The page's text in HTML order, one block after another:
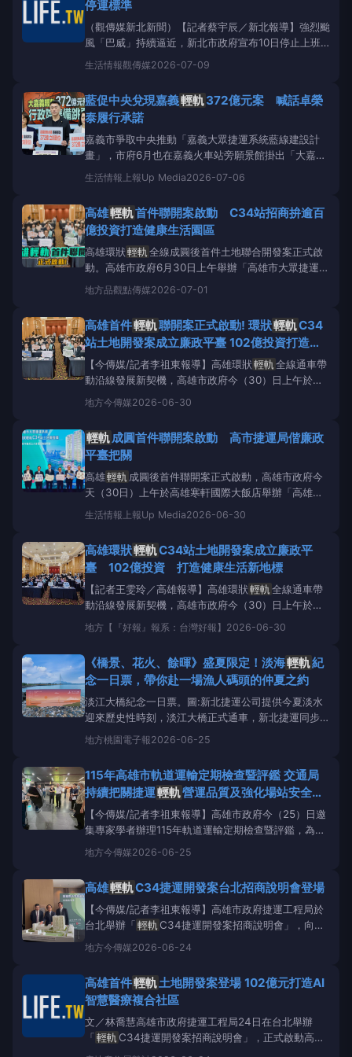
軌正常運行，依
停運標準
（觀傳媒新北新聞）【記者蔡宇辰／新北報導】強烈颱
風「巴威」持續逼近，新北市政府宣布10日停止上班
上課。為因應颱風帶來之強風豪雨威脅並配合市府防災
機制，新北捷運公司表示，針對轄下營運中之淡海
變準備，包括各車站、機房及機廠等設施之抽水機、發
生活情報觀傳媒2026-07-09
藍促中央兌現嘉義輕軌372億元案 喊話卓榮
泰履行承諾
嘉義市爭取中央推動「嘉義大眾捷運系統藍線建設計
畫」，市府6月也在嘉義火車站旁願景館掛出「大嘉義
起來搞軌」看板，呼籲中央正視大嘉義地區的交通需
求。立法院國民黨團今（6日）召開記者會，要求行政
元輕軌建設經費，並批評卓榮泰不能只在台上喊口
號、做出承諾，到了台
生活情報 上報Up Media2026-07-06
高雄輕軌首件聯開案啟動 C34站招商拚逾百
億投資打造健康生活園區
高雄環狀輕軌 全線成圓後首件土地聯合開發案正式啟
動。高雄市政府6月30日上午舉辦「高雄市大眾捷運系
統環狀
輕軌
C34站土地開發案」廉政平臺成立大會暨
招商說明會，由副市長林欽榮代表市府，偕同法務部廉
織協會共同宣示成立廉政平臺，象徵高雄輕軌首宗聯
開案正式
地方品觀點傳媒2026-07-01
高雄首件輕軌聯開案正式啟動! 環狀輕軌C34
站土地開發案成立廉政平臺 102億投資打造健
康生活新地標
【今傳媒/記者李祖東報導】高雄環狀輕軌 全線通車帶
動沿線發展新契機，高雄市政府今（30）日上午於高
雄寒軒國際大飯店舉辦「高雄市大眾捷運系統環狀
軌
C34站土地開發案」廉政平臺成立大會暨招商說明
雄地方檢察署、橋頭地方檢察署及台灣透明組織協會共
同宣誓成立
地方今傳媒2026-06-30
輕軌成圓首件聯開案啟動 高市捷運局偕廉政
平臺把關
高雄輕軌 成圓後首件聯開案正式啟動，高雄市政府今
天（30日）上午於高雄寒軒國際大飯店舉辦「高雄環
狀
輕軌
C34五權國小站土地開發案」廉政平臺成立大
會暨招商說明會，由副市長林欽榮與法務部廉政署、高
立廉政平臺，宣告全台首條環狀輕軌系統正式邁入軌
道經濟開發新階段
生活情報 上報Up Media2026-06-30
高雄環狀輕軌C34站土地開發案成立廉政平
臺 102億投資 打造健康生活新地標
【記者王雯玲／高雄報導】高雄環狀輕軌 全線通車帶
動沿線發展新契機，高雄市政府今（30）日上午於高
雄寒軒國際大飯店舉辦「高雄市大眾捷運系統環狀
軌
C34站土地開發案」廉政平臺成立大會暨招商說明
雄地方檢察署、橋頭地方檢察署及台灣透明組織協會共
地方 【『好報』報系：台灣好報】 2026-06-30
《橋景、花火、餘暉》盛夏限定！淡海輕軌紀
念一日票，帶你赴一場漁人碼頭的仲夏之約
淡江大橋紀念一日票。圖:新北捷運公司提供今夏淡水
迎來歷史性時刻，淡江大橋正式通車，新北捷運同步推
出「淡江大橋通車紀念款
乘淡海
輕軌
走訪淡水，近距離欣賞全台最新跨海地
一張一日票即可串
地方桃園電子報2026-06-25
115年高雄市軌道運輸定期檢查暨評鑑 交通局
持續把關捷運輕軌營運品質及強化場站安全韌
性【今傳媒/記者李祖東報導】高雄市政府今（25）日邀
集專家學者辦理115年軌道運輸定期檢查暨評鑑，為高
雄捷運與
局副局長劉建邦表示，隨著環狀
常生活需求，市府將持續強化場站安全韌性及緊急應變
能力，使軌
地方今傳媒2026-06-25
高雄輕軌C34捷運開發案台北招商說明會登場
【今傳媒/記者李祖東報導】高雄市政府捷運工程局於
台北舉辦「輕軌 C34捷運開發案招商說明會」，向開
發商及投資者介紹
102億元，已於115年6月1日公告招商，預計115年10月
副市長致詞時表示，C34捷運開發案原本是國
地方今傳媒2026-06-24
高雄首件輕軌土地開發案登場 102億元打造AI
智慧醫療複合社區
文／林喬慧高雄市政府捷運工程局24日在台北舉辦
「輕軌 C34捷運開發案招商說明會」，正式啟動高雄
首件 輕軌土地開發案招商作業，全案總投資金額達102